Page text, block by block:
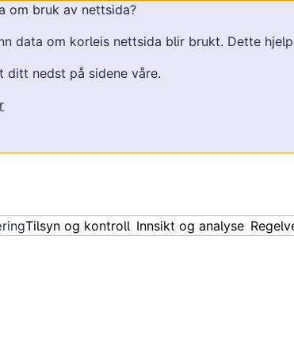
om bruk av nettsida?
data om korleis nettsida blir brukt. Dette
ditt nedst på sidene våre.
Tilsyn og kontroll Innsikt og analyse